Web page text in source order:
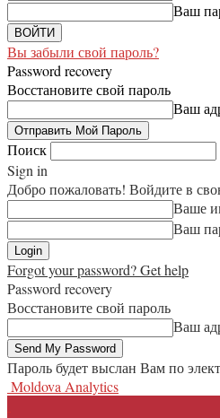
Ваш
Вы забыли свой пароль?
Password recovery
Восстановите свой пароль
Ваш
Поиск
Sign in
Добро пожаловать! Войдите в
Ваше
Ваш
Forgot your password? Get help
Password recovery
Восстановите свой пароль
Ваш
Пароль будет выслан Вам по
Moldova Analytics